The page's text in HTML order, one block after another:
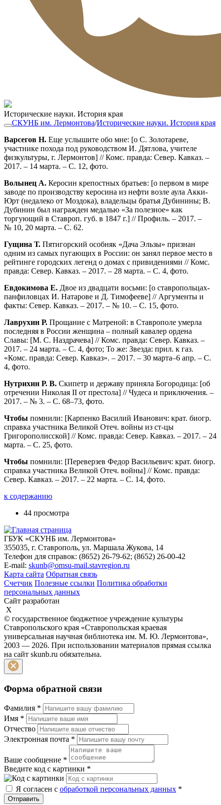
Исторические науки. История края
СКУНБ им. Лермонтова/Исторические науки. История края
Варсегов Н. Еще услышите обо мне: [о С. Золотареве,
участнике похода под руководством И. Дятлова, учителе
физкультуры, г. Лермонтов] // Комс. правда: Север. Кавказ. –
2017. – 14 марта. – С. 12, фото.
Волынец А. Керосин крепостных братьев: [о первом в мире
заводе по производству керосина из нефти возле аула Акки-
Юрт (недалеко от Моздока), владельцы братья Дубинины; В.
Дубинин был награжден медалью «За полезное» как
торгующий в Ставроп. губ. в 1847 г.] // Профиль. – 2017. –
№ 10, 20 марта. – С. 62.
Гущина Т. Пятигорский особняк «Дача Эльзы» признан
одним из самых пугающих в России: он занял первое место в
рейтинге городских легенд о домах с привидениями // Комс.
правда: Север. Кавказ. – 2017. – 28 марта. – С. 4, фото.
Евдокимова Е. Двое из двадцати восьми: [о ставропольцах-
панфиловцах И. Натарове и Д. Тимофееве] // Аргументы и
факты: Север. Кавказ. – 2017. – № 10. – С. 15, фото.
Лаврухин Р. Прощание с Матреной: в Ставрополе умерла
последняя в России женщина – полный кавалер ордена
Славы: [М. С. Наздрачева] // Комс. правда: Север. Кавказ. –
2017. – 24 марта. – С. 4, фото; То же: Звезда: прил. к газ.
«Комс. правда: Север. Кавказ». – 2017. – 30 марта–6 апр. – С.
4, фото.
Нутрихин Р. В. Скипетр и державу приняла Богородица: [об
отречении Николая II от престола] // Чудеса и приключения. –
2017. – № 3. – С. 68–73, фото.
Чтобы помнили: [Карпенко Василий Иванович: крат. биогр.
справка участника Великой Отеч. войны из ст-цы
Григорополисской] // Комс. правда: Север. Кавказ. – 2017. – 24
марта. – С. 25, фото.
Чтобы помнили: [Переверзев Федор Васильевич: крат. биогр.
справка участника Великой Отеч. войны] // Комс. правда:
Север. Кавказ. – 2017. – 22 марта. – С. 14, фото.
к содержанию
44 просмотра
ГБУК «СКУНБ им. Лермонтова»
355035, г. Ставрополь, ул. Маршала Жукова, 14
Телефон для справок: (8652) 26-79-62; (8652) 26-00-42
E-mail: skunb@omsu-mail.stavregion.ru
Карта сайта Обратная связь
Счетчик Полезные ссылки Политика обработки
персональных данных
Сайт разработан
X
© государственное бюджетное учреждение культуры
Ставропольского края «Ставропольская краевая
универсальная научная библиотека им. М. Ю. Лермонтова»,
2003 — 2026. При использовании материалов прямая ссылка
на сайт skunb.ru обязательна.
Форма обратной связи
Фамилия *
Имя *
Отчество
Электронная почта *
Ваше сообщение *
Введите код с картинки *
Я согласен с обработкой персональных данных *
Отправить